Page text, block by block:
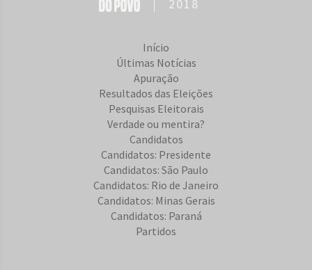
2018
Início
Últimas Notícias
Apuração
Resultados das Eleições
Pesquisas Eleitorais
Verdade ou mentira?
Candidatos
Candidatos: Presidente
Candidatos: São Paulo
Candidatos: Rio de Janeiro
Candidatos: Minas Gerais
Candidatos: Paraná
Partidos